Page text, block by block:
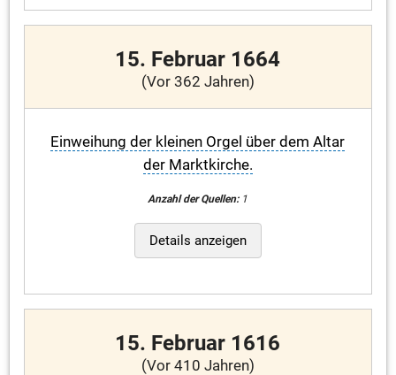
15. Februar 1664
(Vor 362 Jahren)
Einweihung der kleinen Orgel über dem Altar
der Marktkirche.
Anzahl der Quellen:1
Details anzeigen
15. Februar 1616
(Vor 410 Jahren)